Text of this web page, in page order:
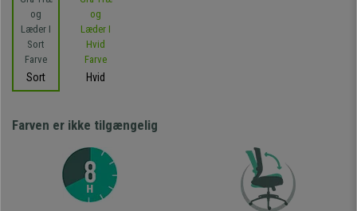
Sort Hvid
Farven er ikke tilgængelig